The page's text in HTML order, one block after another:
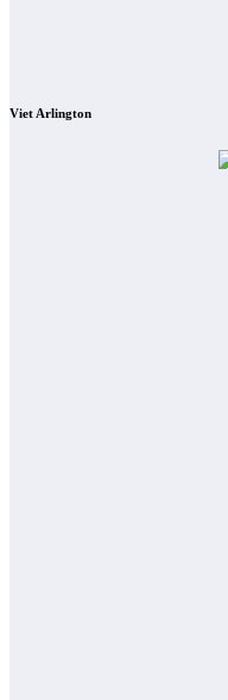
Viet Arlington